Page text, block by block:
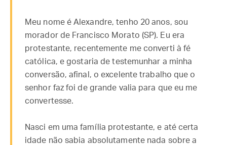
Meu nome é Alexandre, tenho 20 anos, sou
morador de Francisco Morato (SP). Eu era
protestante, recentemente me converti à fé
católica, e gostaria de testemunhar a minha
conversão, afinal, o excelente trabalho que o
senhor faz foi de grande valia para que eu me
convertesse.
Nasci em uma família protestante, e até certa
idade não sabia absolutamente nada sobre a